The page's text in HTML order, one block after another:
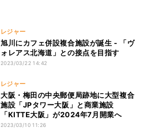
レジャー
旭川にカフェ併設複合施設が誕生 - 「ヴ
ォレアス北海道」との接点を目指す
2023/03/22 14:42
レジャー
大阪・梅田の中央郵便局跡地に大型複合
施設「JPタワー大阪」と商業施設
「KITTE大阪」が2024年7月開業へ
2023/03/10 11:26